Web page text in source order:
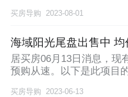
买房导购 2023-08-01
海域阳光尾盘出售中
居买房06月13日消息，现
预购从速。以下是此项目
买房导购 2023-06-13